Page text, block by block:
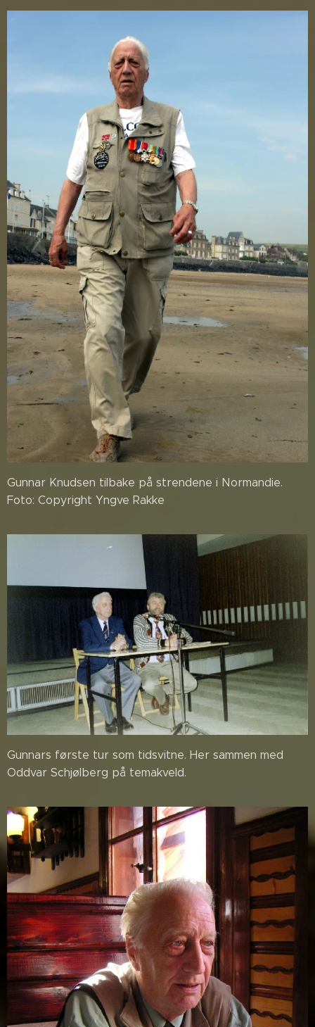
Gunnar Knudsen tilbake på strendene i Normandie.
Foto: Copyright Yngve Rakke
Gunnars første tur som tidsvitne. Her sammen med
Oddvar Schjølberg på temakveld.